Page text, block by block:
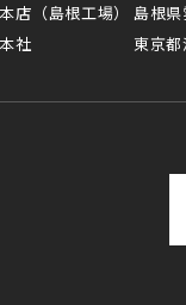
店（島根工場）
島根
社
東京